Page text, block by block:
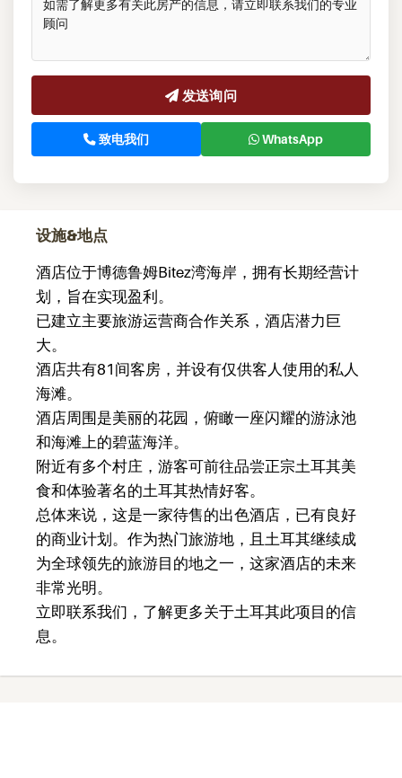
发送询问
致电我们 WhatsApp
设施&地点
酒店位于博德鲁姆Bitez湾海岸，拥有长期经营计
划，旨在实现盈利。
已建立主要旅游运营商合作关系，酒店潜力巨
大。
酒店共有81间客房，并设有仅供客人使用的私人
海滩。
酒店周围是美丽的花园，俯瞰一座闪耀的游泳池
和海滩上的碧蓝海洋。
附近有多个村庄，游客可前往品尝正宗土耳其美
食和体验著名的土耳其热情好客。
总体来说，这是一家待售的出色酒店，已有良好
的商业计划。作为热门旅游地，且土耳其继续成
为全球领先的旅游目的地之一，这家酒店的未来
非常光明。
立即联系我们，了解更多关于土耳其此项目的信
息。